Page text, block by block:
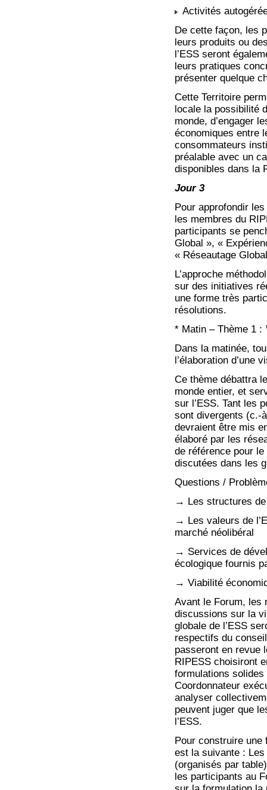
Activités
De cette façon, les
leurs produits ou
l’ESS seront
leurs pratiques
présenter quelque
Cette Territoire
locale la possibilité
monde, d’engager
économiques entre
consommateurs
préalable avec un
disponibles dans la
Jour 3
Pour approfondir
les membres du
participants se
Global », «
« Réseautage
L’approche
sur des initiatives
une forme très
résolutions.
* Matin – Thème 1 :
Dans la matinée,
l’élaboration d’une
Ce thème débattra
monde entier, et
sur l’ESS. Tant les
sont divergents (c.-
devraient être mis
élaboré par les
de référence pour
discutées dans les
Questions /
→ Les structures de
→ Les valeurs de
marché néolibéral
→ Services de
écologique fournis
→ Viabilité
Avant le Forum, les
discussions sur la
globale de l’ESS
respectifs du
passeront en revue
RIPESS choisiront
formulations solides
Coordonnateur
analyser
peuvent juger que
l’ESS.
Pour construire une
est la suivante :
(organisés par
les participants au